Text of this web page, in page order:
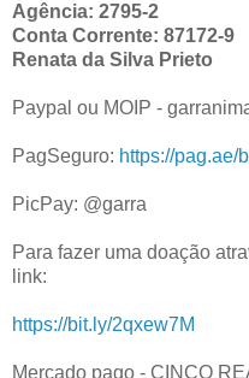
Agência: 2795-2
Conta Corrente: 87172-9
Renata da Silva Prieto
Paypal ou MOIP -
PagSeguro: https://pag.ae/
PicPay: @garra
Para fazer uma doação
link:
https://bit.ly/2qxew7M
Mercado pago - CINCO